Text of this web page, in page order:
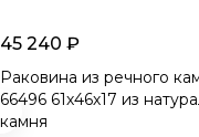
45 240 ₽
Раковина из речного
66496 61х46х17 из
камня